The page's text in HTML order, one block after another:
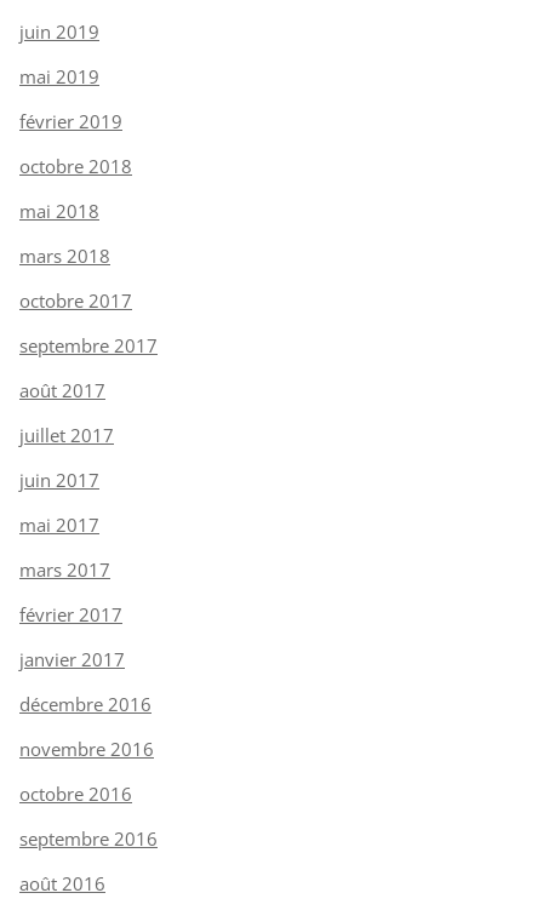
juin 2019
mai 2019
février 2019
octobre 2018
mai 2018
mars 2018
octobre 2017
septembre 2017
août 2017
juillet 2017
juin 2017
mai 2017
mars 2017
février 2017
janvier 2017
décembre 2016
novembre 2016
octobre 2016
septembre 2016
août 2016